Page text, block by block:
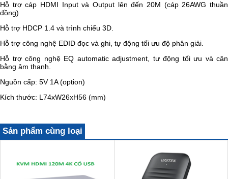
Hỗ trợ cáp HDMI Input và Output lên đến 20M (cáp 26AWG thuần
đồng)
Hỗ trợ HDCP 1.4 và trình chiếu 3D.
Hỗ trợ công nghệ EDID đọc và ghi, tự động tối ưu độ phân giải.
Hỗ trợ công nghệ EQ automatic adjustment, tư động tối ưu và cân
bằng âm thanh.
Nguồn cấp: 5V 1A (option)
Kích thước: L74xW26xH56 (mm)
Sản phẩm cùng loại